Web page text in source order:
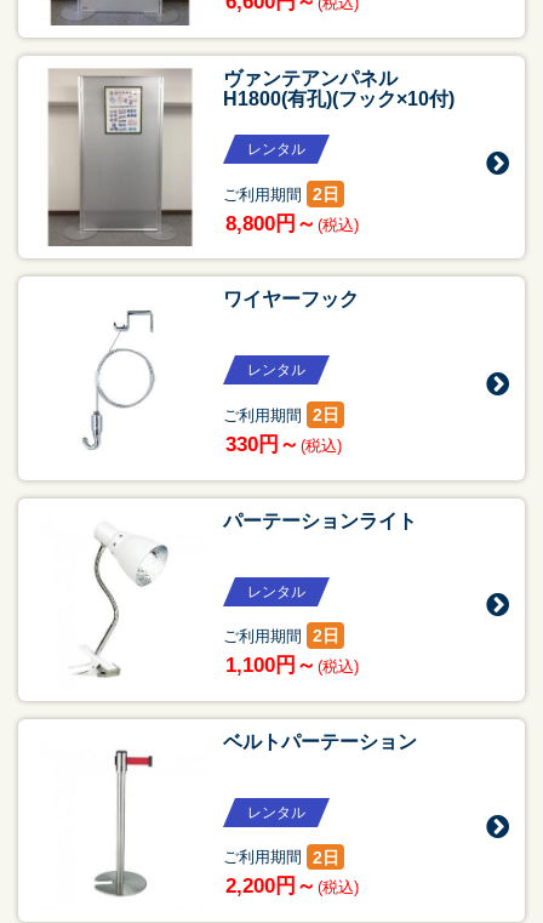
ヴァンテアンパネル
H1800(有孔)(フック×10付)
レンタル
ご利用期間 2日
8,800円～ (税込)
ワイヤーフック
レンタル
ご利用期間 2日
330円～ (税込)
パーテーションライト
レンタル
ご利用期間 2日
1,100円～ (税込)
ベルトパーテーション
レンタル
ご利用期間 2日
2,200円～ (税込)